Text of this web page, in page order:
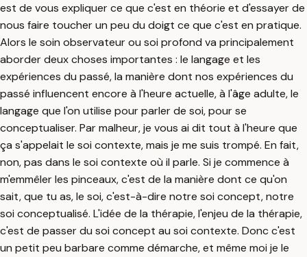
est de vous expliquer ce que c'est en théorie et d'essayer de
nous faire toucher un peu du doigt ce que c'est en pratique.
Alors le soin observateur ou soi profond va principalement
aborder deux choses importantes : le langage et les
expériences du passé, la manière dont nos expériences du
passé influencent encore à l'heure actuelle, à l'âge adulte, le
langage que l'on utilise pour parler de soi, pour se
conceptualiser. Par malheur, je vous ai dit tout à l'heure que
ça s'appelait le soi contexte, mais je me suis trompé. En fait,
non, pas dans le soi contexte où il parle. Si je commence à
m'emmêler les pinceaux, c'est de la manière dont ce qu'on
sait, que tu as, le soi, c'est-à-dire notre soi concept, notre
soi conceptualisé. L'idée de la thérapie, l'enjeu de la thérapie,
c'est de passer du soi concept au soi contexte. Donc c'est
un petit peu barbare comme démarche, et même moi je le